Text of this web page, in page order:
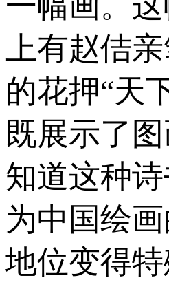
上有赵佶
的花押“天
既展示了
知道这种
为中国绘
地位变得特